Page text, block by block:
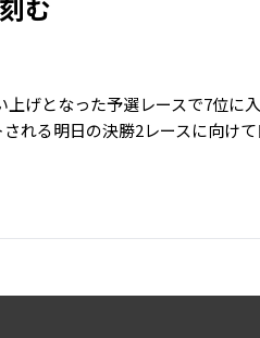
む
げとなった予選レースで7位に入
れる明日の決勝2レースに向け